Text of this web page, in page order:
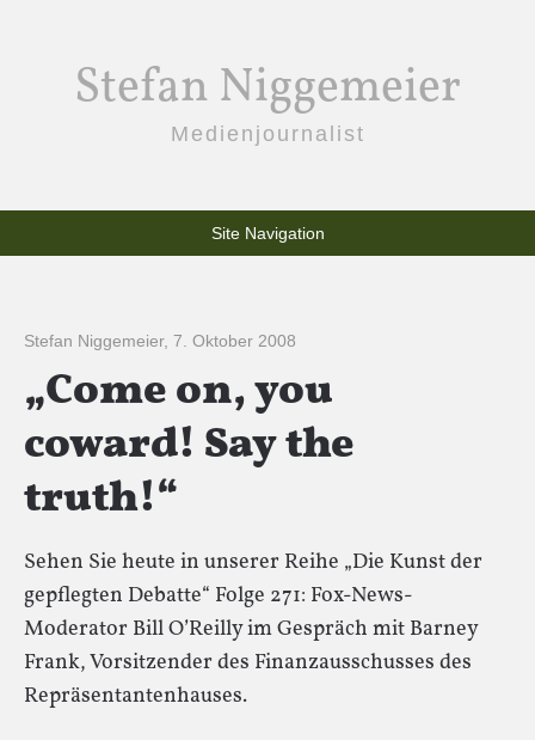
Stefan Niggemeier
Medienjournalist
Site Navigation
Stefan Niggemeier, 7. Oktober 2008
„Come on, you
coward! Say the
truth!“
Sehen Sie heute in unserer Reihe „Die Kunst der
gepflegten Debatte“ Folge 271: Fox-News-
Moderator Bill O’Reilly im Gespräch mit Barney
Frank, Vorsitzender des Finanzausschusses des
Repräsentantenhauses.